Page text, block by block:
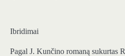
Ibridimai
Pagal J. Kunčino romaną sukurtas